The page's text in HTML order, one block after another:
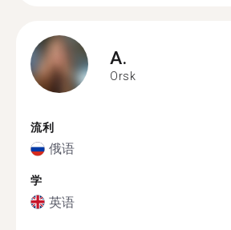
A.
Orsk
流利
俄语
学
英语